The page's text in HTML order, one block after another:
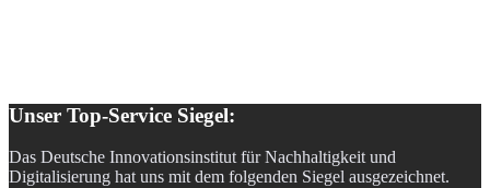
Unser Top-Service Siegel:
Das Deutsche Innovationsinstitut für Nachhaltigkeit und
Digitalisierung hat uns mit dem folgenden Siegel ausgezeichnet.